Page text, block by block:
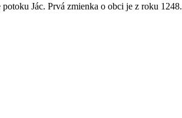
Jác. Prvá zmienka o obci je z roku 1248.